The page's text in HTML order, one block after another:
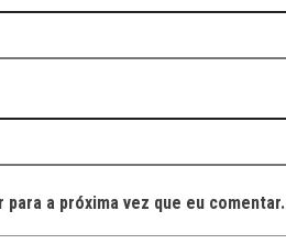
a próxima vez que eu comentar.